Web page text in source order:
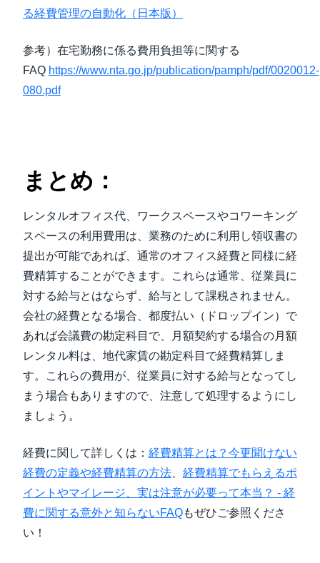
る経費管理の自動化（日本版）
参考）在宅勤務に係る費用負担等に関する
FAQ https://www.nta.go.jp/publication/pamph/pdf/0020012-
080.pdf
まとめ：
レンタルオフィス代、ワークスペースやコワーキング
スペースの利用費用は、業務のために利用し領収書の
提出が可能であれば、通常のオフィス経費と同様に経
費精算することができます。これらは通常、従業員に
対する給与とはならず、給与として課税されません。
会社の経費となる場合、都度払い（ドロップイン）で
あれば会議費の勘定科目で、月額契約する場合の月額
レンタル料は、地代家賃の勘定科目で経費精算しま
す。これらの費用が、従業員に対する給与となってし
まう場合もありますので、注意して処理するようにし
ましょう。
経費に関して詳しくは： 経費精算とは？今更聞けない
経費の定義や経費精算の方法
経費精算でもらえるポ
イントやマイレージ、実は注意が必要って本当？ - 経
費に関する意外と知らないFAQもぜひご参照くださ
い！